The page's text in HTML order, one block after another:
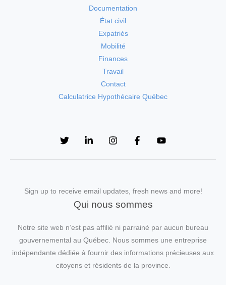
Documentation
État civil
Expatriés
Mobilité
Finances
Travail
Contact
Calculatrice Hypothécaire Québec
Sign up to receive email updates, fresh news and more!
Qui nous sommes
Notre site web n’est pas affilié ni parrainé par aucun bureau
gouvernemental au Québec. Nous sommes une entreprise
indépendante dédiée à fournir des informations précieuses aux
citoyens et résidents de la province.